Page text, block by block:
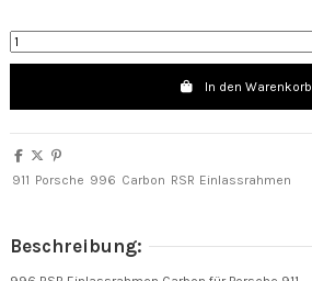
In den Warenkorb
911 Porsche 996 Carbon RSR Einlassrahmen
Beschreibung: